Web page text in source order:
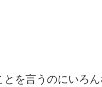
を言うのにいろ